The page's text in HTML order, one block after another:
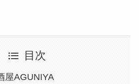
目次
屋AGUNIYA